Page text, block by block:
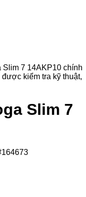
Slim 7 14AKP10 chính
kiểm tra kỹ thuật,
Slim 7